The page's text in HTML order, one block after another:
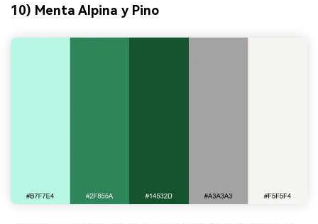
10) Menta Alpina y Pino